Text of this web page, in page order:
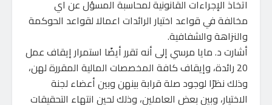
اتخاذ الإجراءات القانونية لمحاسبة المسؤل عن اي
مخالفة في قواعد اختيار الرائدات اعمالا لقواعد الحوكمة
والنزاهة والشفافية.
أشارت د. مايا مرسي إلى أنه تقرر أيضًا استمرار إيقاف عمل
20 رائدة، وإيقاف كافة المخصصات المالية المقررة لهن،
وذلك نظرًا لوجود صلة قرابة بينهن وبين أعضاء لجنة
الاختيار، وبين بعض العاملين، وذلك لحين انتهاء التحقيقات